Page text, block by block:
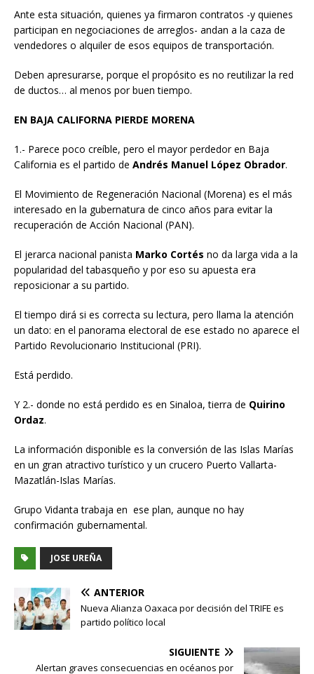
Ante esta situación, quienes ya firmaron contratos -y quienes
participan en negociaciones de arreglos- andan a la caza de
vendedores o alquiler de esos equipos de transportación.
Deben apresurarse, porque el propósito es no reutilizar la red
de ductos… al menos por buen tiempo.
EN BAJA CALIFORNA PIERDE MORENA
1.- Parece poco creíble, pero el mayor perdedor en Baja
California es el partido de Andrés Manuel López Obrador.
El Movimiento de Regeneración Nacional (Morena) es el más
interesado en la gubernatura de cinco años para evitar la
recuperación de Acción Nacional (PAN).
El jerarca nacional panista Marko Cortés no da larga vida a la
popularidad del tabasqueño y por eso su apuesta era
reposicionar a su partido.
El tiempo dirá si es correcta su lectura, pero llama la atención
un dato: en el panorama electoral de ese estado no aparece el
Partido Revolucionario Institucional (PRI).
Está perdido.
Y 2.- donde no está perdido es en Sinaloa, tierra de Quirino
Ordaz.
La información disponible es la conversión de las Islas Marías
en un gran atractivo turístico y un crucero Puerto Vallarta-
Mazatlán-Islas Marías.
Grupo Vidanta trabaja en ese plan, aunque no hay
confirmación gubernamental.
JOSE UREÑA
ANTERIOR
Nueva Alianza Oaxaca por decisión del TRIFE es
partido político local
SIGUIENTE
Alertan graves consecuencias en océanos por